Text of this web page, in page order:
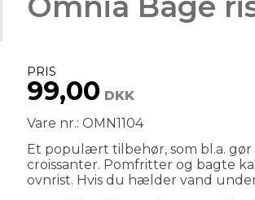
PRIS
99,00 DKK
Vare nr.: OMN1104
Et populært tilbehør, som bl.a.
croissanter. Pomfritter og bagte
ovnrist. Hvis du hælder vand